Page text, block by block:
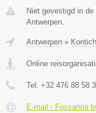
Niet gevestigd in
Antwerpen.
Antwerpen » Kontich
Online
Tel: +32 476 88 58
E-mail › Fossanna